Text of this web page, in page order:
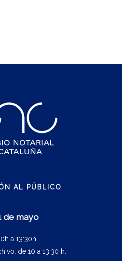
AL PÚBLICO
de mayo
a 13:30h.
de 10 a 13:30 h.